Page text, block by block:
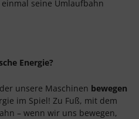
seine Umlaufbahn
Energie?
unsere Maschinen bewegen
im Spiel! Zu Fuß, mit dem
– wenn wir uns bewegen,